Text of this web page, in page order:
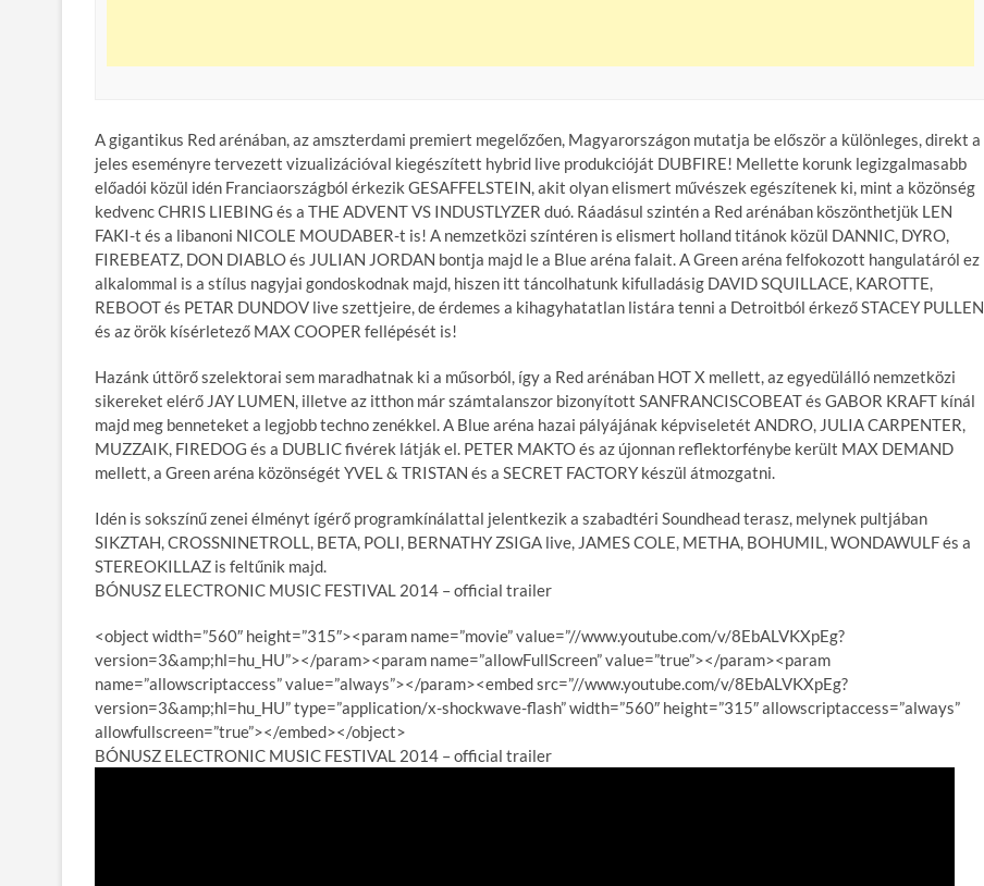
A gigantikus Red arénában, az amszterdami premiert megelőzően, Magyarországon mutatja be először a különleges, direkt a
jeles eseményre tervezett vizualizációval kiegészített hybrid live produkcióját DUBFIRE! Mellette korunk legizgalmasabb
előadói közül idén Franciaországból érkezik GESAFFELSTEIN, akit olyan elismert művészek egészítenek ki, mint a közönség
kedvenc CHRIS LIEBING és a THE ADVENT VS INDUSTLYZER duó. Ráadásul szintén a Red arénában köszönthetjük LEN
FAKI-t és a libanoni NICOLE MOUDABER-t is! A nemzetközi színtéren is elismert holland titánok közül DANNIC, DYRO,
FIREBEATZ, DON DIABLO és JULIAN JORDAN bontja majd le a Blue aréna falait. A Green aréna felfokozott hangulatáról ez
alkalommal is a stílus nagyjai gondoskodnak majd, hiszen itt táncolhatunk kifulladásig DAVID SQUILLACE, KAROTTE,
REBOOT és PETAR DUNDOV live szettjeire, de érdemes a kihagyhatatlan listára tenni a Detroitból érkező STACEY PULLEN
és az örök kísérletező MAX COOPER fellépését is!
Hazánk úttörő szelektorai sem maradhatnak ki a műsorból, így a Red arénában HOT X mellett, az egyedülálló nemzetközi
sikereket elérő JAY LUMEN, illetve az itthon már számtalanszor bizonyított SANFRANCISCOBEAT és GABOR KRAFT kínál
majd meg benneteket a legjobb techno zenékkel. A Blue aréna hazai pályájának képviseletét ANDRO, JULIA CARPENTER,
MUZZAIK, FIREDOG és a DUBLIC fivérek látják el. PETER MAKTO és az újonnan reflektorfénybe került MAX DEMAND
mellett, a Green aréna közönségét YVEL & TRISTAN és a SECRET FACTORY készül átmozgatni.
Idén is sokszínű zenei élményt ígérő programkínálattal jelentkezik a szabadtéri Soundhead terasz, melynek pultjában
SIKZTAH, CROSSNINETROLL, BETA, POLI, BERNATHY ZSIGA live, JAMES COLE, METHA, BOHUMIL, WONDAWULF és a
STEREOKILLAZ is feltűnik majd.
BÓNUSZ ELECTRONIC MUSIC FESTIVAL 2014 – official trailer
<object width=”560″ height=”315″><param name=”movie” value=”//www.youtube.com/v/8EbALVKXpEg?
version=3&amp;hl=hu_HU”></param><param name=”allowFullScreen” value=”true”></param><param
name=”allowscriptaccess” value=”always”></param><embed src=”//www.youtube.com/v/8EbALVKXpEg?
version=3&amp;hl=hu_HU” type=”application/x-shockwave-flash” width=”560″ height=”315″ allowscriptaccess=”always”
allowfullscreen=”true”></embed></object>
BÓNUSZ ELECTRONIC MUSIC FESTIVAL 2014 – official trailer